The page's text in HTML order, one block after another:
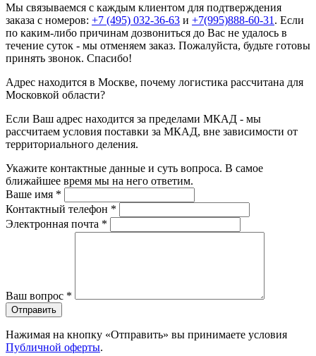
Мы связываемся с каждым клиентом для подтверждения
заказа с номеров: +7 (495) 032-36-63 и +7(995)888-60-31 . Если
по каким-либо причинам дозвониться до Вас не удалось в
течение суток - мы отменяем заказ. Пожалуйста, будьте готовы
принять звонок. Спасибо!
Адрес находится в Москве, почему логистика рассчитана для
Московкой области?
Если Ваш адрес находится за пределами МКАД - мы
рассчитаем условия поставки за МКАД, вне зависимости от
территориального деления.
Укажите контактные данные и суть вопроса. В самое
ближайшее время мы на него ответим.
Ваше имя *
Контактный телефон *
Электронная почта *
Ваш вопрос *
Отправить
Нажимая на кнопку «Отправить» вы принимаете условия
Публичной оферты.